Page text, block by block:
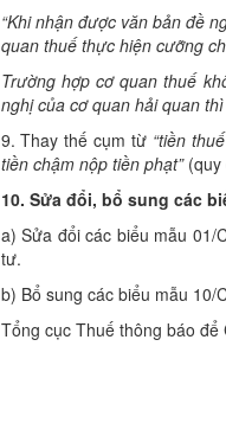
“Khi nhận được văn bản đề
quan thuế thực hiện cưỡng
Trường hợp cơ quan thuế
nghị của cơ quan hải quan
9. Thay thế cụm từ “tiền
tiền chậm nộp tiền phạt”(quy
10. Sửa đổi, bổ sung các
a) Sửa đổi các biểu mẫu 01/
tư.
b) Bổ sung các biểu mẫu 10/
Tổng cục Thuế thông báo